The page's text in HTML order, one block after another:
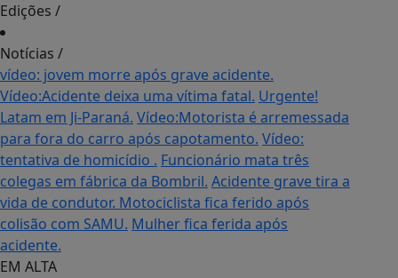
Edições /
Notícias /
vídeo: jovem morre após grave acidente.
Vídeo:Acidente deixa uma vítima fatal. Urgente!
Latam em Ji-Paraná. Vídeo:Motorista é arremessada
para fora do carro após capotamento. Vídeo:
tentativa de homicídio . Funcionário mata três
colegas em fábrica da Bombril. Acidente grave tira a
vida de condutor. Motociclista fica ferido após
colisão com SAMU. Mulher fica ferida após
acidente.
EM ALTA